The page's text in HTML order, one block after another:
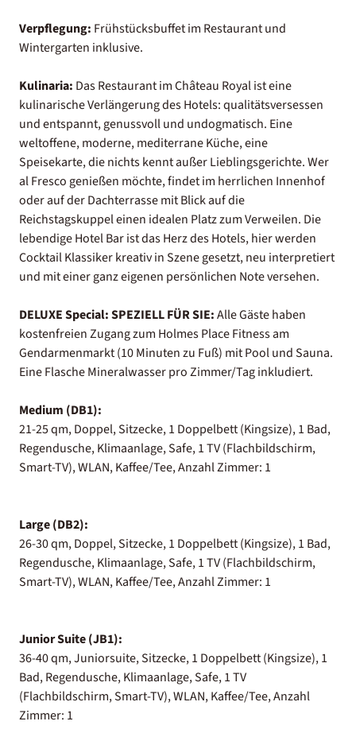
Verpflegung: Frühstücksbuffet im Restaurant und
Wintergarten inklusive.
Kulinaria: Das Restaurant im Château Royal ist eine
kulinarische Verlängerung des Hotels: qualitätsversessen
und entspannt, genussvoll und undogmatisch. Eine
weltoffene, moderne, mediterrane Küche, eine
Speisekarte, die nichts kennt außer Lieblingsgerichte. Wer
al Fresco genießen möchte, findet im herrlichen Innenhof
oder auf der Dachterrasse mit Blick auf die
Reichstagskuppel einen idealen Platz zum Verweilen. Die
lebendige Hotel Bar ist das Herz des Hotels, hier werden
Cocktail Klassiker kreativ in Szene gesetzt, neu interpretiert
und mit einer ganz eigenen persönlichen Note versehen.
DELUXE Special:SPEZIELL FÜR SIE:Alle Gäste haben
kostenfreien Zugang zum Holmes Place Fitness am
Gendarmenmarkt (10 Minuten zu Fuß) mit Pool und Sauna.
Eine Flasche Mineralwasser pro Zimmer/Tag inkludiert.
Medium (DB1):
21-25 qm, Doppel, Sitzecke, 1 Doppelbett (Kingsize), 1 Bad,
Regendusche, Klimaanlage, Safe, 1 TV (Flachbildschirm,
Smart-TV), WLAN, Kaffee/Tee, Anzahl Zimmer: 1
Large (DB2):
26-30 qm, Doppel, Sitzecke, 1 Doppelbett (Kingsize), 1 Bad,
Regendusche, Klimaanlage, Safe, 1 TV (Flachbildschirm,
Smart-TV), WLAN, Kaffee/Tee, Anzahl Zimmer: 1
Junior Suite (JB1):
36-40 qm, Juniorsuite, Sitzecke, 1 Doppelbett (Kingsize), 1
Bad, Regendusche, Klimaanlage, Safe, 1 TV
(Flachbildschirm, Smart-TV), WLAN, Kaffee/Tee, Anzahl
Zimmer: 1